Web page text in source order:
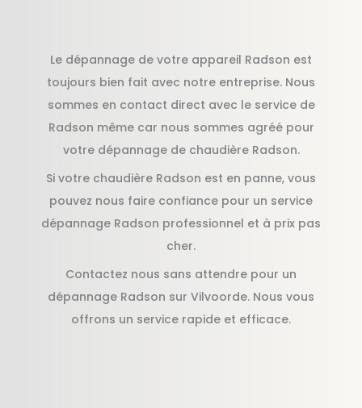
Le dépannage de votre appareil Radson est
toujours bien fait avec notre entreprise. Nous
sommes en contact direct avec le service de
Radson même car nous sommes agréé pour
votre dépannage de chaudière Radson.
Si votre chaudière Radson est en panne, vous
pouvez nous faire confiance pour un service
dépannage Radson professionnel et à prix pas
cher.
Contactez nous sans attendre pour un
dépannage Radson sur Vilvoorde. Nous vous
offrons un service rapide et efficace.